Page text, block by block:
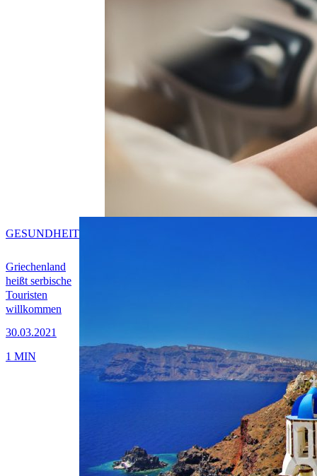
Griechenland
heißt serbische
Touristen
willkommen
30.03.2021
GESUNDHEIT
1 MIN